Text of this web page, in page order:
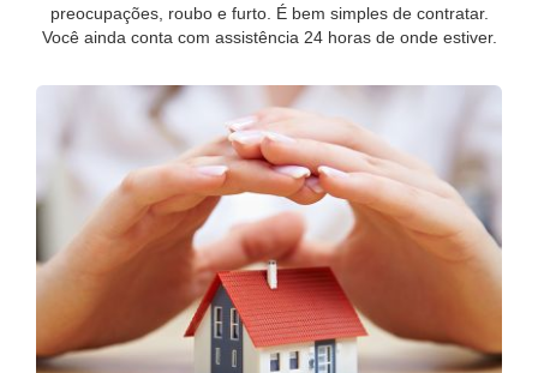
preocupações, roubo e furto. É bem simples de contratar.
Você ainda conta com assistência 24 horas de onde estiver.